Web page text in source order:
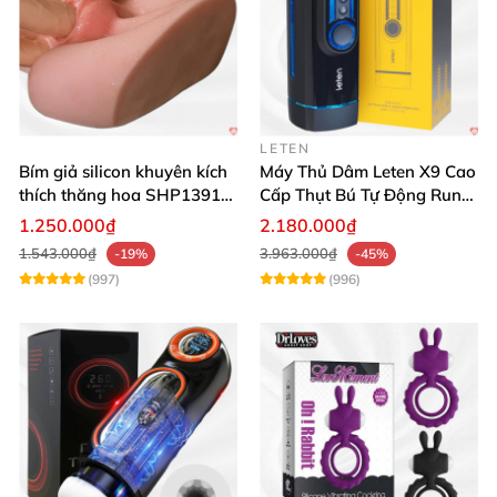
Bím giả silicon khuyên kích
thích thăng hoa SHP1391
ShopHanhPhuc
1.250.000₫
1.543.000₫
-19%
(997)
LETEN
Máy Thủ Dâm Leten X9 Cao
Cấp Thụt Bú Tự Động Rung
Rên
2.180.000₫
3.963.000₫
-45%
(996)